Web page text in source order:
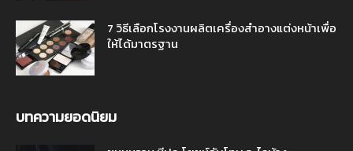
7 วิธีเลือกโรงงานผลิตเครื่องสำอางแต่งหน้าเพื่อ
ให้ได้มาตรฐาน
บทความยอดนิยม